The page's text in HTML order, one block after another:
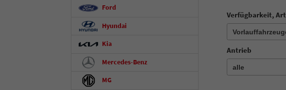
Verfügbarkeit, Art
Antrieb
Ford
Hyundai
Kia
Mercedes-Benz
MG